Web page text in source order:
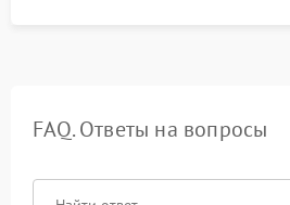
FAQ. Ответы на вопросы